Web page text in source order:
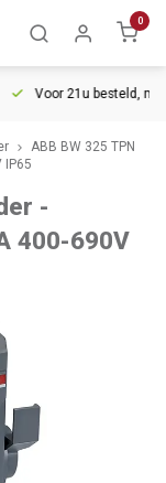
0
Voor 21u besteld,
ABB BW 325 TPN
IP65
-
400-690V